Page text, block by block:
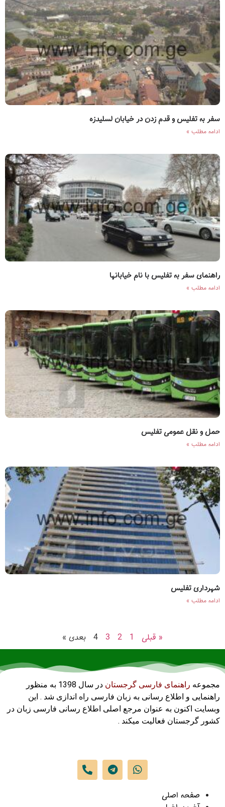
سفر به تفلیس و قدم زدن در خیابان لسلیدزه
ادامه مطلب »
راهنمای سفر به تفلیس با نام خیابانها
ادامه مطلب »
حمل و نقل عمومی تفلیس
ادامه مطلب »
شهرداری تفلیس
ادامه مطلب »
« قبلی 1
2
3
4 بعدی »
مجموعه راهنمای فارسی گرجستان
در سال 1398 به منظور
راهنمایی و اطلاع رسانی به زبان فارسی راه اندازی شد . این
وبسایت اکنون به عنوان مرجع اصلی اطلاع رسانی فارسی زبان در
کشور گرجستان فعالیت میکند .
صفحه اصلی